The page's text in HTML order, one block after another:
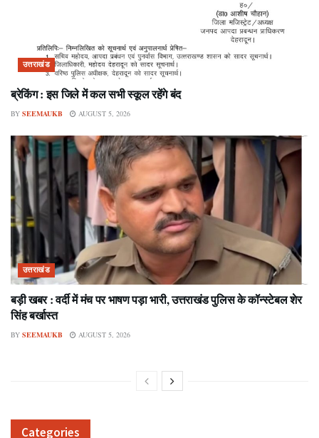
उत्तराखंड
ब्रेकिंग : इस जिले में कल सभी स्कूल रहेंगे बंद
BY SEEMAUKB AUGUST 5, 2026
उत्तराखंड
बड़ी खबर : वर्दी में मंच पर भाषण पड़ा भारी, उत्तराखंड पुलिस के कॉन्स्टेबल शेर
सिंह बर्खास्त
BY SEEMAUKB AUGUST 5, 2026
Categories